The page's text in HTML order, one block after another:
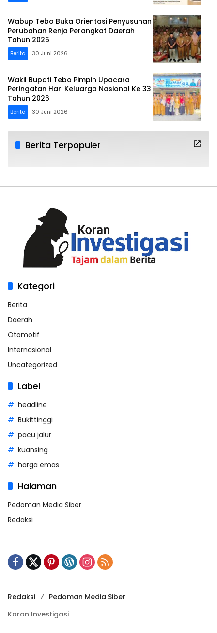
Wabup Tebo Buka Orientasi Penyusunan
Perubahan Renja Perangkat Daerah
Tahun 2026
Berita 30 Juni 2026
Wakil Bupati Tebo Pimpin Upacara
Peringatan Hari Keluarga Nasional Ke 33
Tahun 2026
Berita 30 Juni 2026
Berita Terpopuler
Kategori
Berita
Daerah
Otomotif
Internasional
Uncategorized
Label
headline
Bukittinggi
pacu jalur
kuansing
harga emas
Halaman
Pedoman Media Siber
Redaksi
Redaksi
Pedoman Media Siber
Koran Investigasi